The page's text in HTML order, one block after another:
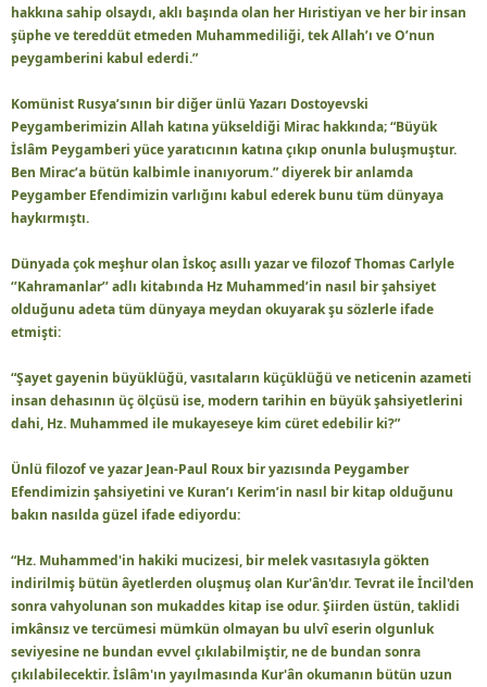
hakkına sahip olsaydı, aklı başında olan her Hıristiyan ve her bir insan
şüphe ve tereddüt etmeden Muhammediliği, tek Allah’ı ve O’nun
peygamberini kabul ederdi.”
Komünist Rusya’sının bir diğer ünlü Yazarı Dostoyevski
Peygamberimizin Allah katına yükseldiği Mirac hakkında; “Büyük
İslâm Peygamberi yüce yaratıcının katına çıkıp onunla buluşmuştur.
Ben Mirac’a bütün kalbimle inanıyorum.” diyerek bir anlamda
Peygamber Efendimizin varlığını kabul ederek bunu tüm dünyaya
haykırmıştı.
Dünyada çok meşhur olan İskoç asıllı yazar ve filozof Thomas Carlyle
‘’Kahramanlar’’ adlı kitabında Hz Muhammed’in nasıl bir şahsiyet
olduğunu adeta tüm dünyaya meydan okuyarak şu sözlerle ifade
etmişti:
“Şayet gayenin büyüklüğü, vasıtaların küçüklüğü ve neticenin azameti
insan dehasının üç ölçüsü ise, modern tarihin en büyük şahsiyetlerini
dahi, Hz. Muhammed ile mukayeseye kim cüret edebilir ki?”
Ünlü filozof ve yazar Jean-Paul Roux bir yazısında Peygamber
Efendimizin şahsiyetini ve Kuran’ı Kerim’in nasıl bir kitap olduğunu
bakın nasılda güzel ifade ediyordu:
“Hz. Muhammed'in hakiki mucizesi, bir melek vasıtasıyla gökten
indirilmiş bütün âyetlerden oluşmuş olan Kur'ân'dır. Tevrat ile İncil'den
sonra vahyolunan son mukaddes kitap ise odur. Şiirden üstün, taklidi
imkânsız ve tercümesi mümkün olmayan bu ulvî eserin olgunluk
seviyesine ne bundan evvel çıkılabilmiştir, ne de bundan sonra
çıkılabilecektir. İslâm'ın yayılmasında Kur'ân okumanın bütün uzun